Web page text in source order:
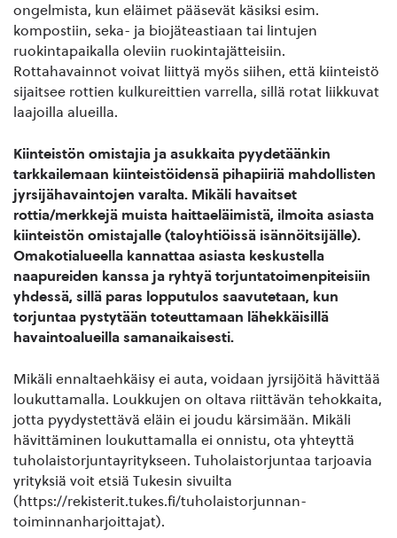
ongelmista, kun eläimet pääsevät käsiksi esim.
kompostiin, seka- ja biojäteastiaan tai lintujen
ruokintapaikalla oleviin ruokintajätteisiin.
Rottahavainnot voivat liittyä myös siihen, että kiinteistö
sijaitsee rottien kulkureittien varrella, sillä rotat liikkuvat
laajoilla alueilla.
Kiinteistön omistajia ja asukkaita pyydetäänkin
tarkkailemaan kiinteistöidensä pihapiiriä mahdollisten
jyrsijähavaintojen varalta. Mikäli havaitset
rottia/merkkejä muista haittaeläimistä, ilmoita asiasta
kiinteistön omistajalle (taloyhtiöissä isännöitsijälle).
Omakotialueella kannattaa asiasta keskustella
naapureiden kanssa ja ryhtyä torjuntatoimenpiteisiin
yhdessä, sillä paras lopputulos saavutetaan, kun
torjuntaa pystytään toteuttamaan lähekkäisillä
havaintoalueilla samanaikaisesti.
Mikäli ennaltaehkäisy ei auta, voidaan jyrsijöitä hävittää
loukuttamalla. Loukkujen on oltava riittävän tehokkaita,
jotta pyydystettävä eläin ei joudu kärsimään. Mikäli
hävittäminen loukuttamalla ei onnistu, ota yhteyttä
tuholaistorjuntayritykseen. Tuholaistorjuntaa tarjoavia
yrityksiä voit etsiä Tukesin sivuilta
(https://rekisterit.tukes.fi/tuholaistorjunnan-
toiminnanharjoittajat).